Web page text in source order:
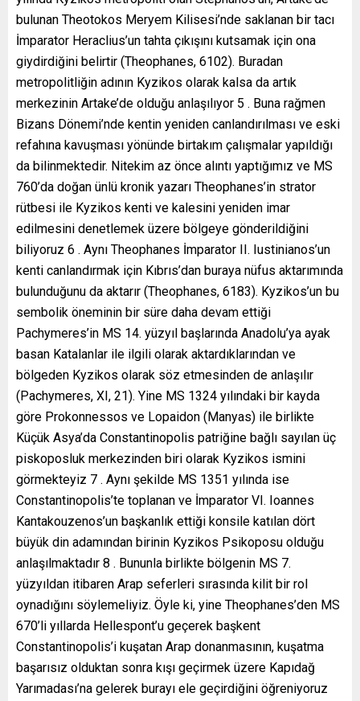
bulunan Theotokos Meryem Kilisesi’nde saklanan bir tacı
İmparator Heraclius’un tahta çıkışını kutsamak için ona
giydirdiğini belirtir (Theophanes, 6102). Buradan
metropolitliğin adının Kyzikos olarak kalsa da artık
merkezinin Artake’de olduğu anlaşılıyor 5 . Buna rağmen
Bizans Dönemi’nde kentin yeniden canlandırılması ve eski
refahına kavuşması yönünde birtakım çalışmalar yapıldığı
da bilinmektedir. Nitekim az önce alıntı yaptığımız ve MS
760’da doğan ünlü kronik yazarı Theophanes’in strator
rütbesi ile Kyzikos kenti ve kalesini yeniden imar
edilmesini denetlemek üzere bölgeye gönderildiğini
biliyoruz 6 . Aynı Theophanes İmparator II. Iustinianos’un
kenti canlandırmak için Kıbrıs’dan buraya nüfus aktarımında
bulunduğunu da aktarır (Theophanes, 6183). Kyzikos’un bu
sembolik öneminin bir süre daha devam ettiği
Pachymeres’in MS 14. yüzyıl başlarında Anadolu’ya ayak
basan Katalanlar ile ilgili olarak aktardıklarından ve
bölgeden Kyzikos olarak söz etmesinden de anlaşılır
(Pachymeres, XI, 21). Yine MS 1324 yılındaki bir kayda
göre Prokonnessos ve Lopaidon (Manyas) ile birlikte
Küçük Asya’da Constantinopolis patriğine bağlı sayılan üç
piskoposluk merkezinden biri olarak Kyzikos ismini
görmekteyiz 7 . Aynı şekilde MS 1351 yılında ise
Constantinopolis’te toplanan ve İmparator VI. Ioannes
Kantakouzenos’un başkanlık ettiği konsile katılan dört
büyük din adamından birinin Kyzikos Psikoposu olduğu
anlaşılmaktadır 8 . Bununla birlikte bölgenin MS 7.
yüzyıldan itibaren Arap seferleri sırasında kilit bir rol
oynadığını söylemeliyiz. Öyle ki, yine Theophanes’den MS
670’li yıllarda Hellespont’u geçerek başkent
Constantinopolis’i kuşatan Arap donanmasının, kuşatma
başarısız olduktan sonra kışı geçirmek üzere Kapıdağ
Yarımadası’na gelerek burayı ele geçirdiğini öğreniyoruz